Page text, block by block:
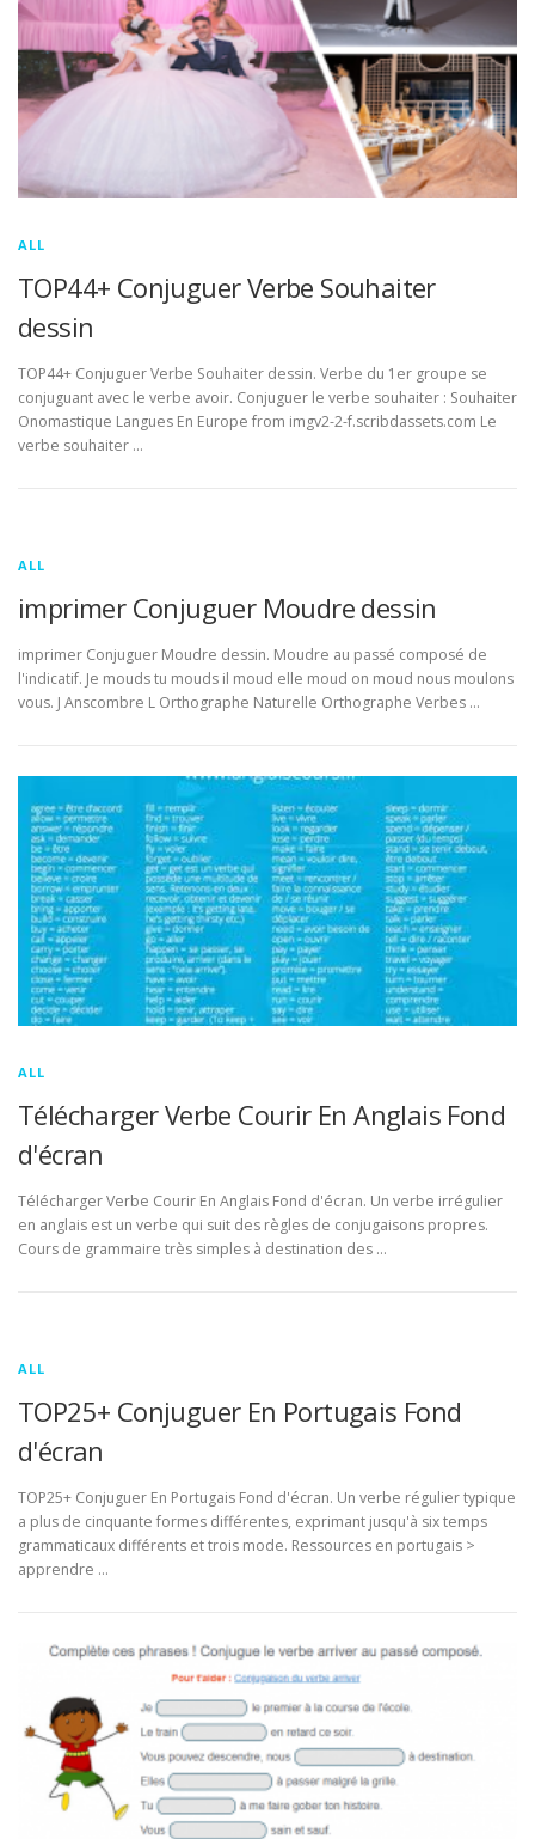
ALL
TOP44+ Conjuguer Verbe Souhaiter
dessin
TOP44+ Conjuguer Verbe Souhaiter dessin. Verbe du 1er groupe se
conjuguant avec le verbe avoir. Conjuguer le verbe souhaiter : Souhaiter
Onomastique Langues En Europe from imgv2-2-f.scribdassets.com Le
verbe souhaiter …
ALL
imprimer Conjuguer Moudre dessin
imprimer Conjuguer Moudre dessin. Moudre au passé composé de
l'indicatif. Je mouds tu mouds il moud elle moud on moud nous moulons
vous. J Anscombre L Orthographe Naturelle Orthographe Verbes …
ALL
Télécharger Verbe Courir En Anglais Fond
d'écran
Télécharger Verbe Courir En Anglais Fond d'écran. Un verbe irrégulier
en anglais est un verbe qui suit des règles de conjugaisons propres.
Cours de grammaire très simples à destination des …
ALL
TOP25+ Conjuguer En Portugais Fond
d'écran
TOP25+ Conjuguer En Portugais Fond d'écran. Un verbe régulier typique
a plus de cinquante formes différentes, exprimant jusqu'à six temps
grammaticaux différents et trois mode. Ressources en portugais >
apprendre …